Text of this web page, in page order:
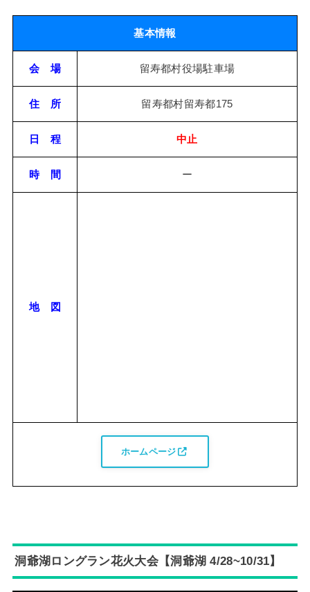
基本情報
会 場 留寿都村役場駐車場
住 所 留寿都村留寿都175
日 程 中止
時 間 ー
地 図
ホームページ
洞爺湖ロングラン花火大会【洞爺湖 4/28~10/31】